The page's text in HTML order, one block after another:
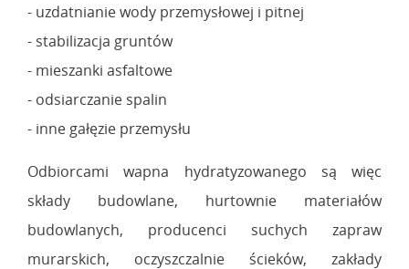
- uzdatnianie wody przemysłowej i pitnej
- stabilizacja gruntów
- mieszanki asfaltowe
- odsiarczanie spalin
- inne gałęzie przemysłu
Odbiorcami wapna hydratyzowanego są więc
składy budowlane, hurtownie materiałów
budowlanych, producenci suchych zapraw
murarskich, oczyszczalnie ścieków, zakłady